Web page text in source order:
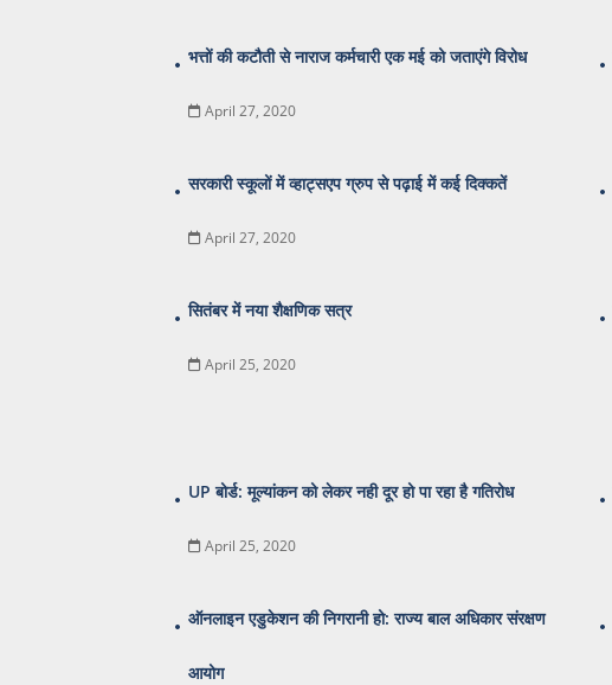
भत्तों की कटौती से नाराज कर्मचारी एक मई को जताएंगे विरोध
April 27, 2020
सरकारी स्कूलों में व्हाट्सएप ग्रुप से पढ़ाई में कई दिक्कतें
April 27, 2020
सितंबर में नया शैक्षणिक सत्र
April 25, 2020
UP बोर्ड: मूल्यांकन को लेकर नही दूर हो पा रहा है गतिरोध
April 25, 2020
ऑनलाइन एडुकेशन की निगरानी हो: राज्य बाल अधिकार संरक्षण
आयोग